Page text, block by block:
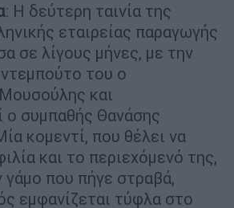
: Η δεύτερη ταινία της
εταιρείας παραγωγής
σε λίγους μήνες, με την
του ο
και
ο συμπαθής Θανάσης
κομεντί, που θέλει να
και το περιεχόμενό της,
γάμο που πήγε στραβά,
εμφανίζεται τύφλα στο